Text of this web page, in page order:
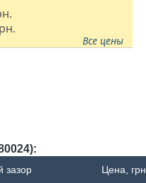
Все цены
зазор Цена, грн